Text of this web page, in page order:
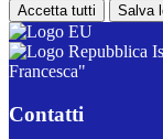
Accetta tutti Salva
Francesca"
Contatti